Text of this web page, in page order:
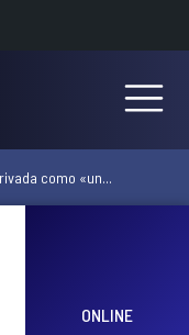
como «un...
ONLINE